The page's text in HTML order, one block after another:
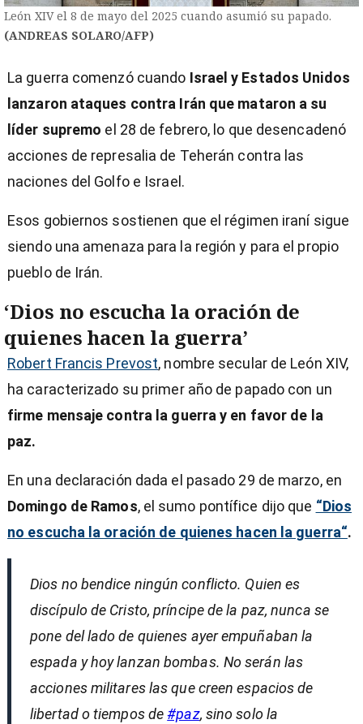
León XIV el 8 de mayo del 2025 cuando asumió su papado.
(ANDREAS SOLARO/AFP)
La guerra comenzó cuando Israel y Estados Unidos
lanzaron ataques contra Irán que mataron a su
líder supremo el 28 de febrero, lo que desencadenó
acciones de represalia de Teherán contra las
naciones del Golfo e Israel.
Esos gobiernos sostienen que el régimen iraní sigue
siendo una amenaza para la región y para el propio
pueblo de Irán.
‘Dios no escucha la oración de
quienes hacen la guerra’
Robert Francis Prevost, nombre secular de León XIV,
ha caracterizado su primer año de papado con un
firme mensaje contra la guerra y en favor de la
paz.
En una declaración dada el pasado 29 de marzo, en
Domingo de Ramos, el sumo pontífice dijo que “Dios
no escucha la oración de quienes hacen la guerra“.
Dios no bendice ningún conflicto. Quien es
discípulo de Cristo, príncipe de la paz, nunca se
pone del lado de quienes ayer empuñaban la
espada y hoy lanzan bombas. No serán las
acciones militares las que creen espacios de
libertad o tiempos de#paz, sino solo la